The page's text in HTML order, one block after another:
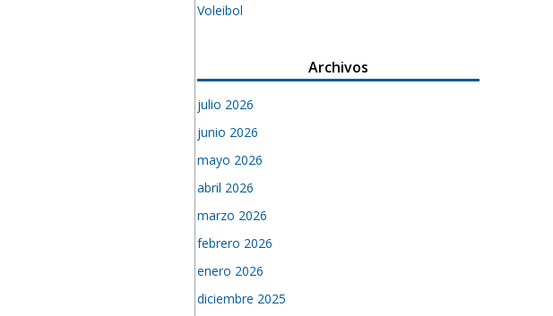
Voleibol
Archivos
julio 2026
junio 2026
mayo 2026
abril 2026
marzo 2026
febrero 2026
enero 2026
diciembre 2025